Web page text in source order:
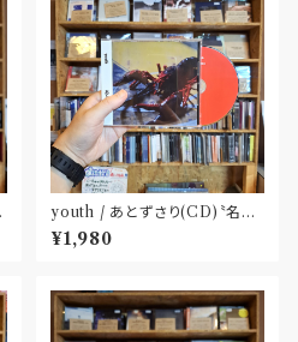
youth / あとずさり(CD)〝名古
屋〟
¥1,980